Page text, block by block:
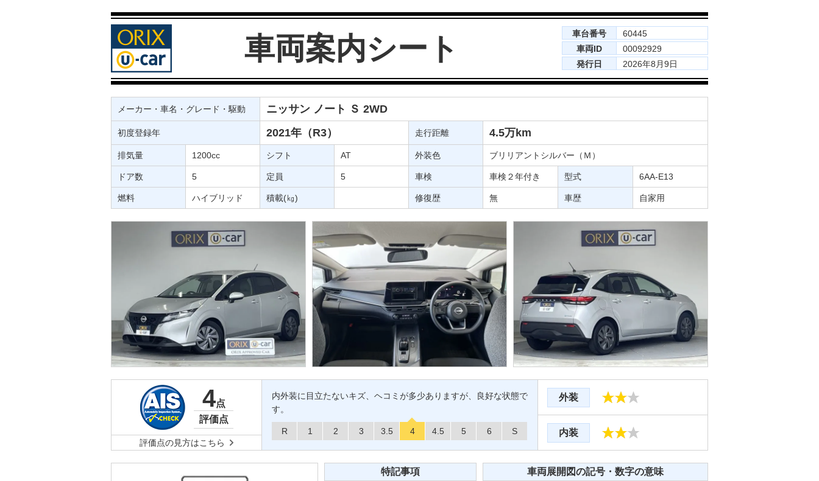
車両案内シート 車台番号
60445
車両ID
00092929
発行日
2026年8月9日
メーカー・車名・グレード・駆動 ニッサン ノート Ｓ 2WD
初度登録年 2021年（R3） 走行距離 4.5万km
排気量 1200cc シフト AT 外装色 ブリリアントシルバー（Ｍ）
ドア数 5 定員 5 車検 車検２年付き 型式 6AA-E13
燃料 ハイブリッド 積載(㎏) 修復歴 無 車歴 自家用
4点
評価点
評価点の見方はこちら
内外装に目立たないキズ、ヘコミが多少ありますが、良好な状態で
す。
R 1 2 3 3.5 4 4.5 5 6 S
外装
内装
特記事項 車両展開図の記号・数字の意味